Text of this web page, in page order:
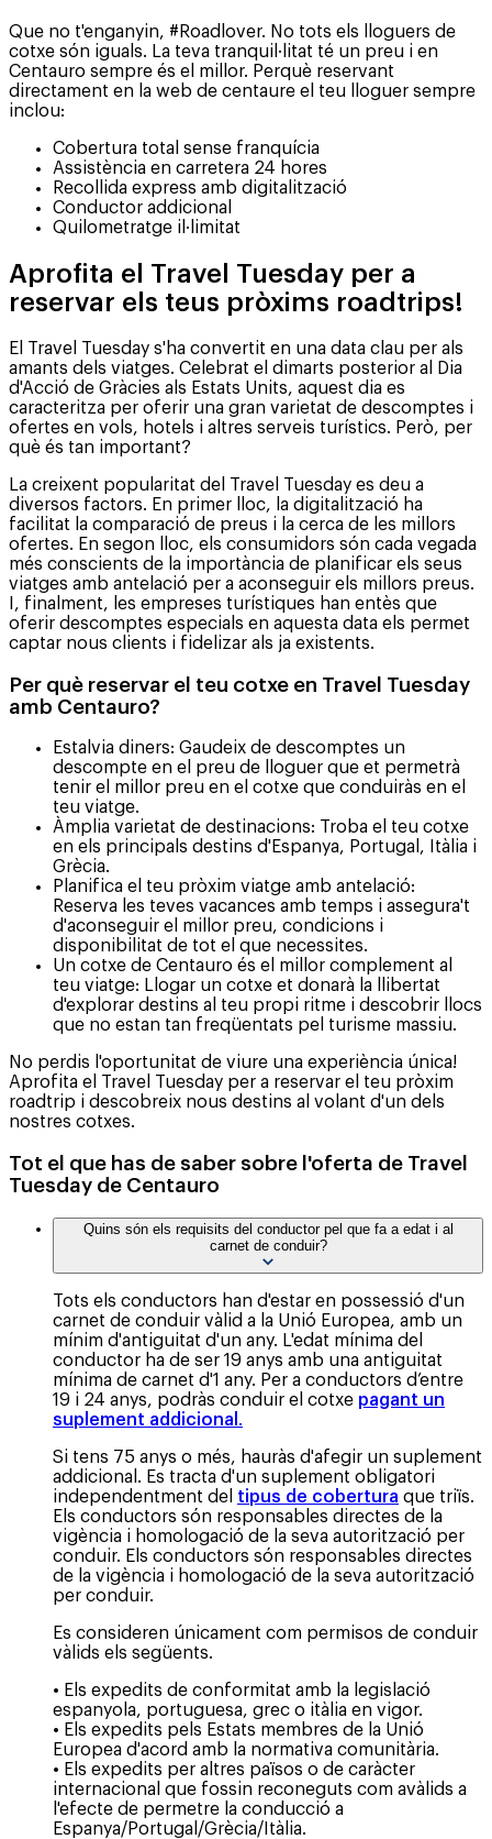
Que no t'enganyin, #Roadlover. No tots els lloguers de
cotxe són iguals. La teva tranquil·litat té un preu i en
Centauro sempre és el millor. Perquè reservant
directament en la web de centaure el teu lloguer sempre
inclou:
Cobertura total sense franquícia
Assistència en carretera 24 hores
Recollida express amb digitalització
Conductor addicional
Quilometratge il·limitat
Aprofita el Travel Tuesday per a
reservar els teus pròxims roadtrips!
El Travel Tuesday s'ha convertit en una data clau per als
amants dels viatges. Celebrat el dimarts posterior al Dia
d'Acció de Gràcies als Estats Units, aquest dia es
caracteritza per oferir una gran varietat de descomptes i
ofertes en vols, hotels i altres serveis turístics. Però, per
què és tan important?
La creixent popularitat del Travel Tuesday es deu a
diversos factors. En primer lloc, la digitalització ha
facilitat la comparació de preus i la cerca de les millors
ofertes. En segon lloc, els consumidors són cada vegada
més conscients de la importància de planificar els seus
viatges amb antelació per a aconseguir els millors preus.
I, finalment, les empreses turístiques han entès que
oferir descomptes especials en aquesta data els permet
captar nous clients i fidelizar als ja existents.
Per què reservar el teu cotxe en Travel Tuesday
amb Centauro?
Estalvia diners: Gaudeix de descomptes un
descompte en el preu de lloguer que et permetrà
tenir el millor preu en el cotxe que conduiràs en el
teu viatge.
Àmplia varietat de destinacions: Troba el teu cotxe
en els principals destins d'Espanya, Portugal, Itàlia i
Grècia.
Planifica el teu pròxim viatge amb antelació:
Reserva les teves vacances amb temps i assegura't
d'aconseguir el millor preu, condicions i
disponibilitat de tot el que necessites.
Un cotxe de Centauro és el millor complement al
teu viatge: Llogar un cotxe et donarà la llibertat
d'explorar destins al teu propi ritme i descobrir llocs
que no estan tan freqüentats pel turisme massiu.
No perdis l'oportunitat de viure una experiència única!
Aprofita el Travel Tuesday per a reservar el teu pròxim
roadtrip i descobreix nous destins al volant d'un dels
nostres cotxes.
Tot el que has de saber sobre l'oferta de Travel
Tuesday de Centauro
Quins són els requisits del conductor pel que fa a edat i al
carnet de conduir?
Tots els conductors han d'estar en possessió d'un
carnet de conduir vàlid a la Unió Europea, amb un
mínim d'antiguitat d'un any. L'edat mínima del
conductor ha de ser 19 anys amb una antiguitat
mínima de carnet d'1 any. Per a conductors d’entre
19 i 24 anys, podràs conduir el cotxe pagant un
suplement addicional .
Si tens 75 anys o més, hauràs d'afegir un suplement
addicional. Es tracta d'un suplement obligatori
independentment del tipus de cobertura que triïs.
Els conductors són responsables directes de la
vigència i homologació de la seva autorització per
conduir. Els conductors són responsables directes
de la vigència i homologació de la seva autorització
per conduir.
Es consideren únicament com permisos de conduir
vàlids els següents.
• Els expedits de conformitat amb la legislació
espanyola, portuguesa, grec o itàlia en vigor.
• Els expedits pels Estats membres de la Unió
Europea d'acord amb la normativa comunitària.
• Els expedits per altres països o de caràcter
internacional que fossin reconeguts com avàlids a
l'efecte de permetre la conducció a
Espanya/Portugal/Grècia/Itàlia.